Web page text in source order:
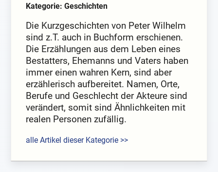
Kategorie: Geschichten
Die Kurzgeschichten von Peter Wilhelm
sind z.T. auch in Buchform erschienen.
Die Erzählungen aus dem Leben eines
Bestatters, Ehemanns und Vaters haben
immer einen wahren Kern, sind aber
erzählerisch aufbereitet. Namen, Orte,
Berufe und Geschlecht der Akteure sind
verändert, somit sind Ähnlichkeiten mit
realen Personen zufällig.
alle Artikel dieser Kategorie >>